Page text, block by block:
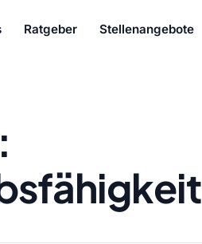
Ratgeber Stellenangebote